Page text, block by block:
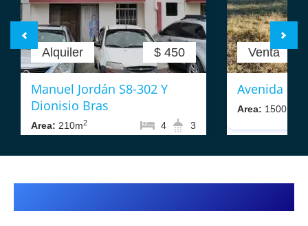
Alquiler $ 450
Manuel Jordán S8-302 Y
Dionisio Bras
Area: 210m2 3
4
Venta
Avenida La
Area: 1500m